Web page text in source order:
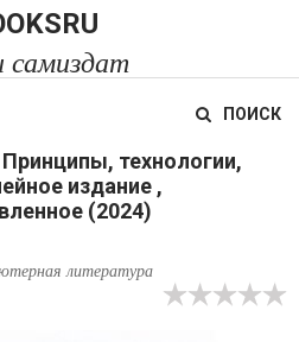
самиздат
ПОИСК
технологии,
издание ,
(2024)
литература